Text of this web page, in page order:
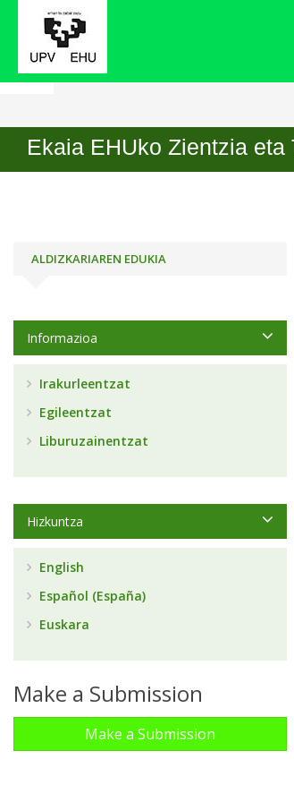
Ekaia EHUko Zientzia
Hasiera Bidalketak
ALDIZKARIAREN EDUKIA
Informazioa
Irakurleentzat
Egileentzat
Liburuzainentzat
Hizkuntza
English
Español (España)
Euskara
Make a Submission
Make a Submission